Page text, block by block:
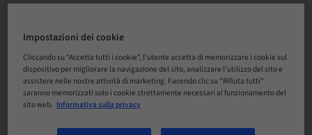
Scadenza registrazione
21. ott 2026 (UTC+1)
Lingua
Tedesco
Impostazioni dei cookie
Cliccando su “Accetta tutti i cookie”, l'utente accetta di memorizzare i cookie sul
dispositivo per migliorare la navigazione del sito, analizzare l'utilizzo del sito e
assistere nelle nostre attività di marketing. Facendo clic su "Rifiuta tutti"
saranno memorizzati solo i cookie strettamente necessari al funzionamento del
sito web. Informativa sulla privacy